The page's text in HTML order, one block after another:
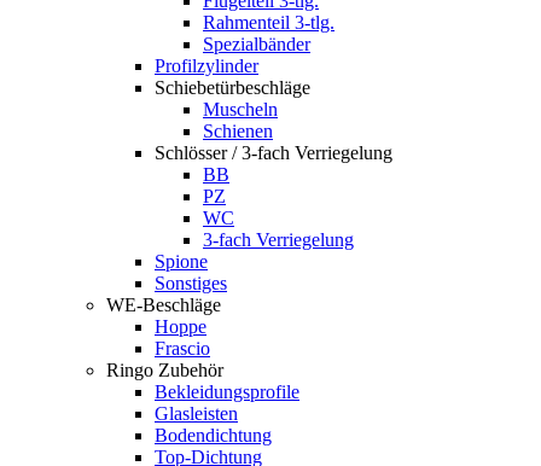
Rahmenteil 3-tlg.
Spezialbänder
Profilzylinder
Schiebetürbeschläge
Muscheln
Schienen
Schlösser / 3-fach Verriegelung
BB
PZ
WC
3-fach Verriegelung
Spione
Sonstiges
WE-Beschläge
Hoppe
Frascio
Ringo Zubehör
Bekleidungsprofile
Glasleisten
Bodendichtung
Top-Dichtung